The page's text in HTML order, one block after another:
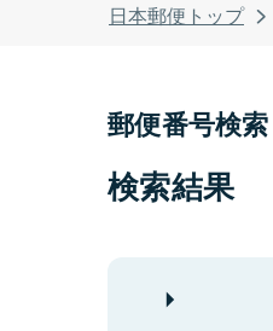
日本郵便トップ
郵便番号検索
検索結果